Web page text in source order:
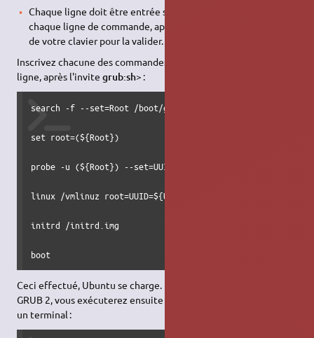
Chaque ligne doit être entrée séparément. À la fin de
chaque ligne de commande, appuyez sur la touche [Entrée]
de votre clavier pour la valider.
Inscrivez chacune des commandes suivantes sur une seule
ligne, après l'invitegrub:sh> :
search -f --set=Root /boot/grub/core.img
set root=(${Root})
probe -u (${Root}) --set=UUID
linux /vmlinuz root=UUID=${UUID} ro
initrd /initrd.img
boot
Ceci effectué, Ubuntu se charge. Pour regénérer le menu de
GRUB 2, vous exécuterez ensuite la commande suivante dans
un terminal :